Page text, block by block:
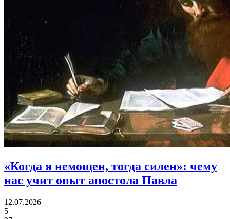
«Когда я немощен, тогда силен»: чему
нас учит опыт апостола Павла
12.07.2026
5